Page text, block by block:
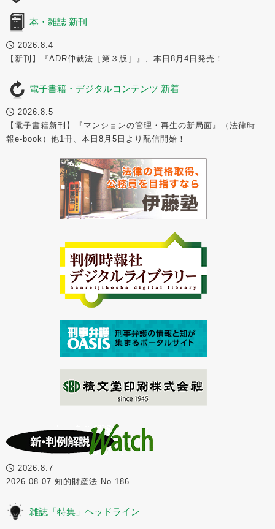
本・雑誌 新刊
2026.8.4
【新刊】『ADR仲裁法［第３版］』、本日8月4日発売！
電子書籍・デジタルコンテンツ 新着
2026.8.5
【電子書籍新刊】『マンションの管理・再生の新局面』（法律時
報e-book）他1冊、本日8月5日より配信開始！
2026.8.7
2026.08.07 知的財産法 No.186
雑誌「特集」ヘッドライン